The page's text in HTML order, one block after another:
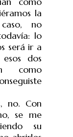
la
no
lo
será ir a
dos
como
no. Con
se me
su